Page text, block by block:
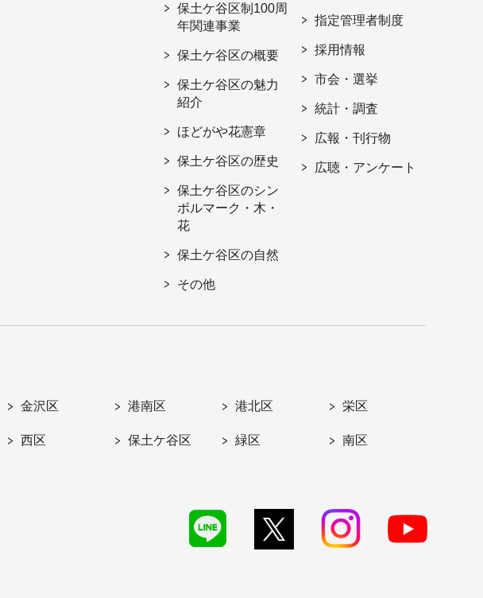
保土ケ谷区制100周
年関連事業
保土ケ谷区の概要
保土ケ谷区の魅力
紹介
ほどがや花憲章
保土ケ谷区の歴史
保土ケ谷区のシン
ボルマーク・木・
花
保土ケ谷区の自然
その他
指定管理者制度
採用情報
市会・選挙
統計・調査
広報・刊行物
広聴・アンケート
金沢区 港南区 港北区 栄区
西区 保土ケ谷区 緑区 南区